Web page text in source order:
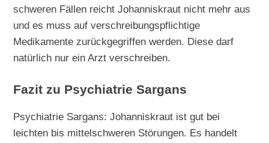
schweren Fällen reicht Johanniskraut nicht mehr aus
und es muss auf verschreibungspflichtige
Medikamente zurückgegriffen werden. Diese darf
natürlich nur ein Arzt verschreiben.
Fazit zu Psychiatrie Sargans
Psychiatrie Sargans: Johanniskraut ist gut bei
leichten bis mittelschweren Störungen. Es handelt